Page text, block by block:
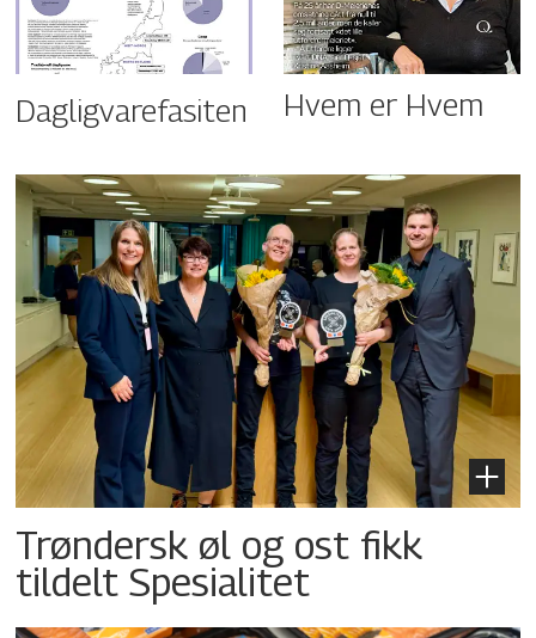
Dagligvarefasiten Hvem er Hvem
Trøndersk øl og ost fikk
tildelt Spesialitet